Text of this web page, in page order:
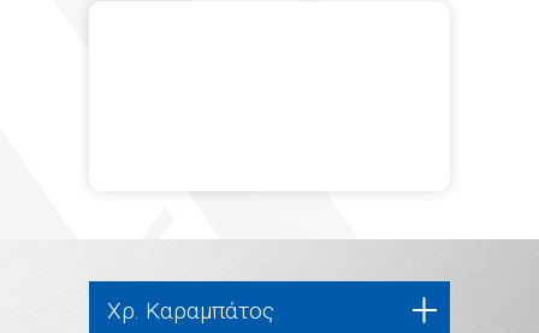
Χρ. Καραμπάτος